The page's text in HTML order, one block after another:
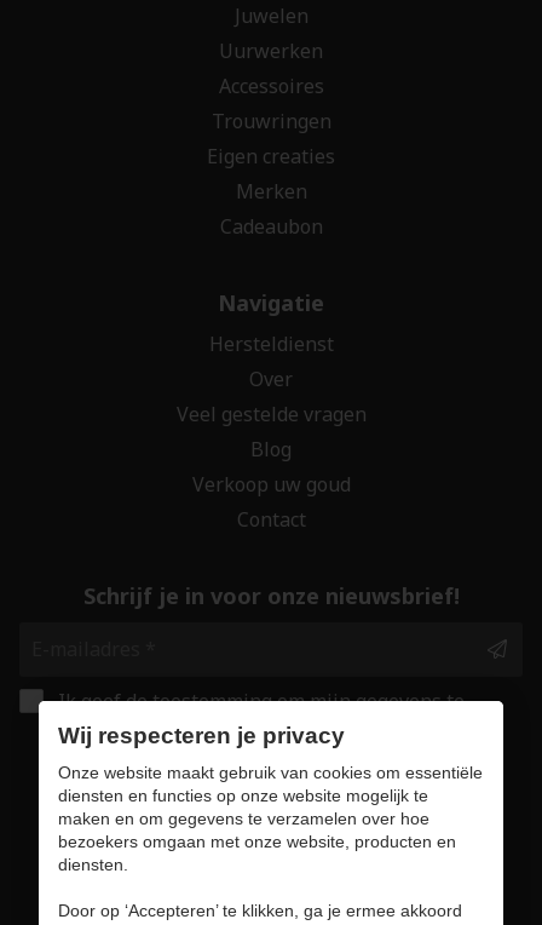
Juwelen
Uurwerken
Accessoires
Trouwringen
Eigen creaties
Merken
Cadeaubon
Navigatie
Hersteldienst
Over
Veel gestelde vragen
Blog
Verkoop uw goud
Contact
Schrijf je in voor onze nieuwsbrief!
Ik geef de toestemming om mijn gegevens te
bewaren en verwerken zoals aangegeven in
onze
privacy statement. *
Veilig online winkelen
Wij respecteren je privacy
Onze website maakt gebruik van cookies om essentiële
diensten en functies op onze website mogelijk te
maken en om gegevens te verzamelen over hoe
bezoekers omgaan met onze website, producten en
diensten.
Door op ‘Accepteren’ te klikken, ga je ermee akkoord